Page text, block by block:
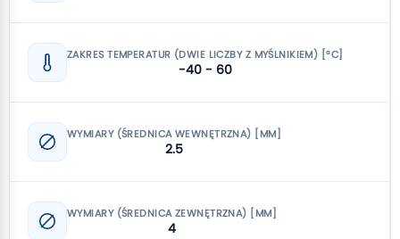
ZAKRES TEMPERATUR (DWIE LICZBY Z MYŚLNIKIEM) [°C]
-40 - 60
WYMIARY (ŚREDNICA WEWNĘTRZNA) [MM]
2.5
WYMIARY (ŚREDNICA ZEWNĘTRZNA) [MM]
4